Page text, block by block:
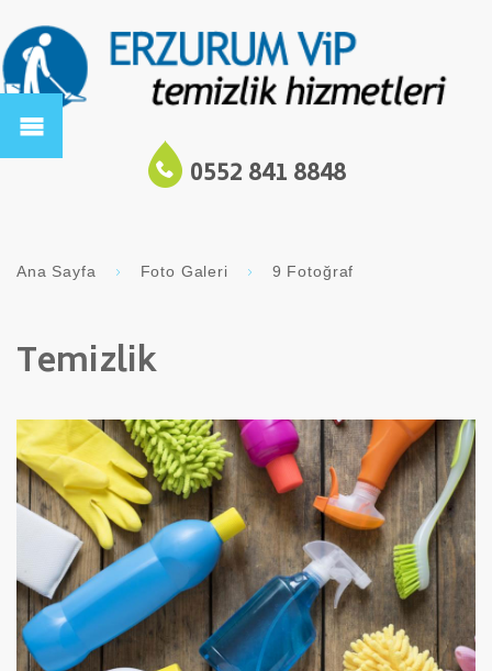
0552 841 8848
Ana Sayfa Foto Galeri 9 Fotoğraf
Temizlik